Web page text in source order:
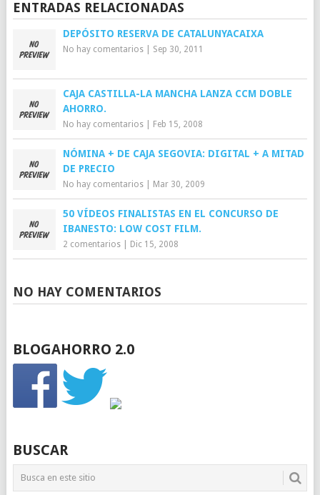
ENTRADAS RELACIONADAS
DEPÓSITO RESERVA DE CATALUNYACAIXA
No hay comentarios| Sep 30, 2011
CAJA CASTILLA-LA MANCHA LANZA CCM DOBLE
AHORRO.
No hay comentarios| Feb 15, 2008
NÓMINA + DE CAJA SEGOVIA: DIGITAL + A MITAD
DE PRECIO
No hay comentarios| Mar 30, 2009
50 VÍDEOS FINALISTAS EN EL CONCURSO DE
IBANESTO: LOW COST FILM.
2 comentarios| Dic 15, 2008
NO HAY COMENTARIOS
BLOGAHORRO 2.0
BUSCAR